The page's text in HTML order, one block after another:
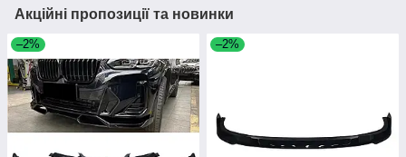
Акційні пропозиції та новинки
–2% –2%